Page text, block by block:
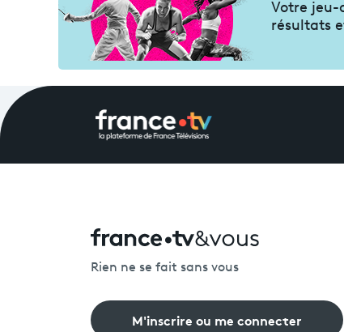
Votre jeu-
résultats
Rien ne se fait sans vous
M'inscrire ou me connecter